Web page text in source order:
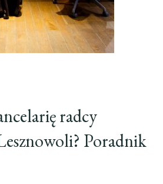
radcy
Poradnik